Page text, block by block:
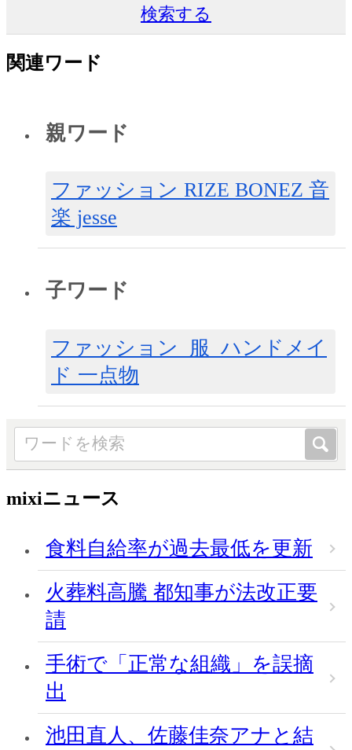
検索する
関連ワード
親ワード
ファッション RIZE BONEZ 音
楽 jesse
子ワード
ファッション 服 ハンドメイ
ド 一点物
mixiニュース
食料自給率が過去最低を更新
火葬料高騰 都知事が法改正要
請
手術で「正常な組織」を誤摘
出
池田直人、佐藤佳奈アナと結